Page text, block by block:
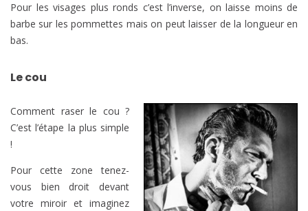
Pour les visages plus ronds c’est l’inverse, on laisse moins de
barbe sur les pommettes mais on peut laisser de la longueur en
bas.
Le cou
Comment raser le cou ?
C’est l’étape la plus simple
!
Pour cette zone tenez-
vous bien droit devant
votre miroir et imaginez